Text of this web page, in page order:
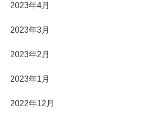
2023年4月
2023年3月
2023年2月
2023年1月
2022年12月